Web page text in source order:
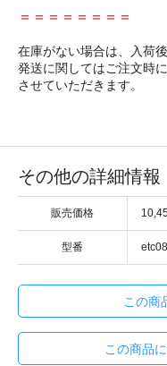
＝＝＝＝＝＝＝＝
在庫がない場合は、入荷
発送に関してはご注文時
させていただきます。
その他の詳細情報
販売価格
型番
この商
この商品